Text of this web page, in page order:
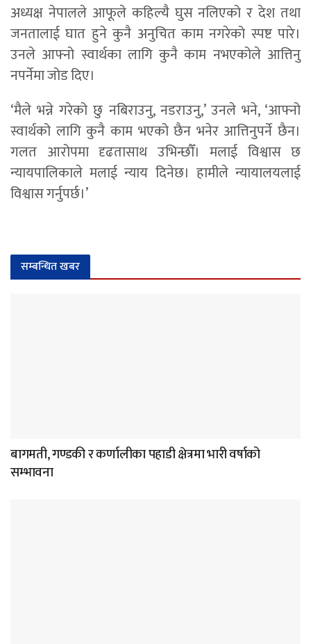
अध्यक्ष नेपालले आफूले कहिल्यै घुस नलिएको र देश तथा
जनतालाई घात हुने कुनै अनुचित काम नगरेको स्पष्ट पारे।
उनले आफ्नो स्वार्थका लागि कुनै काम नभएकोले आत्तिनु
नपर्नेमा जोड दिए।
‘मैले भन्ने गरेको छु नबिराउनु, नडराउनु,’ उनले भने, ‘आफ्नो
स्वार्थको लागि कुनै काम भएको छैन भनेर आत्तिनुपर्ने छैन।
गलत आरोपमा दृढतासाथ उभिन्छौँ। मलाई विश्वास छ
न्यायपालिकाले मलाई न्याय दिनेछ। हामीले न्यायालयलाई
विश्वास गर्नुपर्छ।’
सम्बन्धित खबर
बागमती, गण्डकी र कर्णालीका पहाडी क्षेत्रमा भारी वर्षाको
सम्भावना